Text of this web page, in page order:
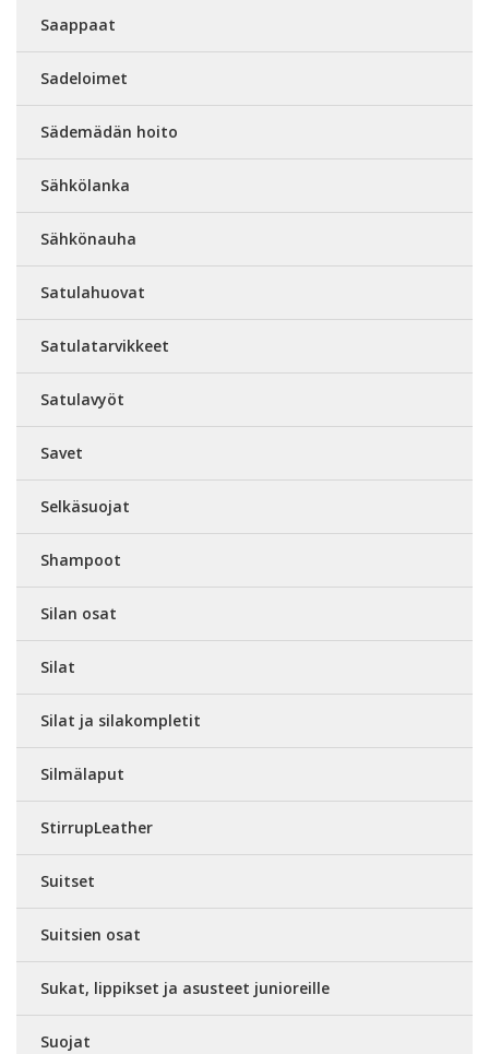
Saappaat
Sadeloimet
Sädemädän hoito
Sähkölanka
Sähkönauha
Satulahuovat
Satulatarvikkeet
Satulavyöt
Savet
Selkäsuojat
Shampoot
Silan osat
Silat
Silat ja silakompletit
Silmälaput
StirrupLeather
Suitset
Suitsien osat
Sukat, lippikset ja asusteet junioreille
Suojat